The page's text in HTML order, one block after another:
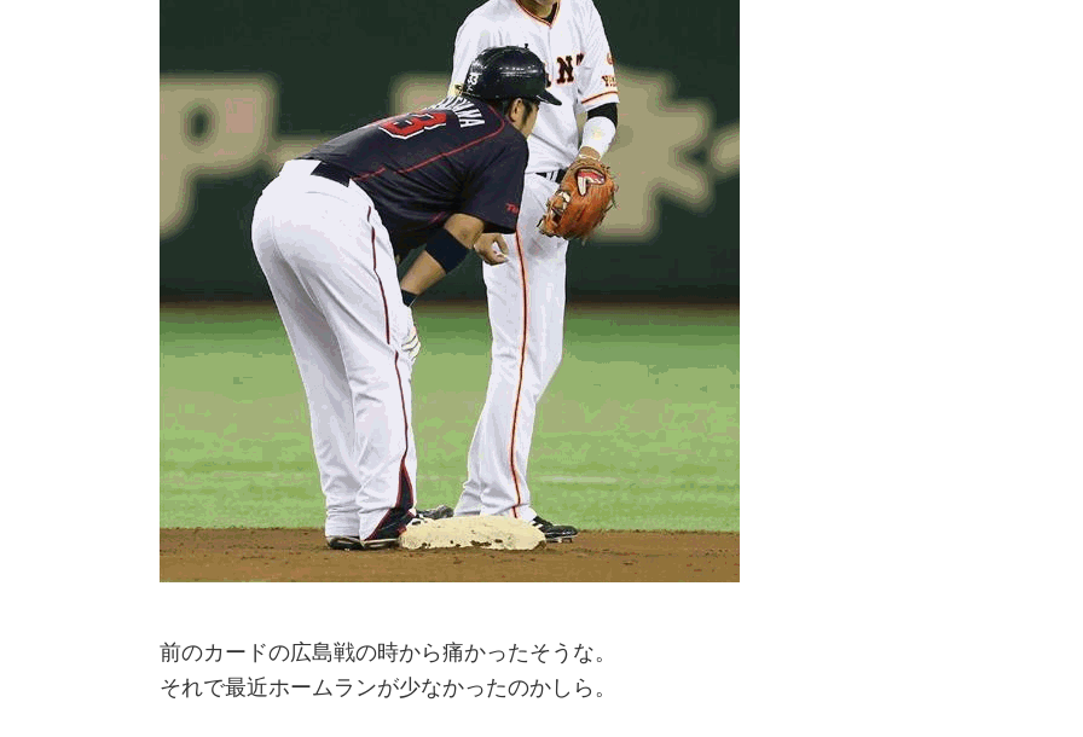
前のカードの広島戦の時から痛かったそうな。
それで最近ホームランが少なかったのかしら。